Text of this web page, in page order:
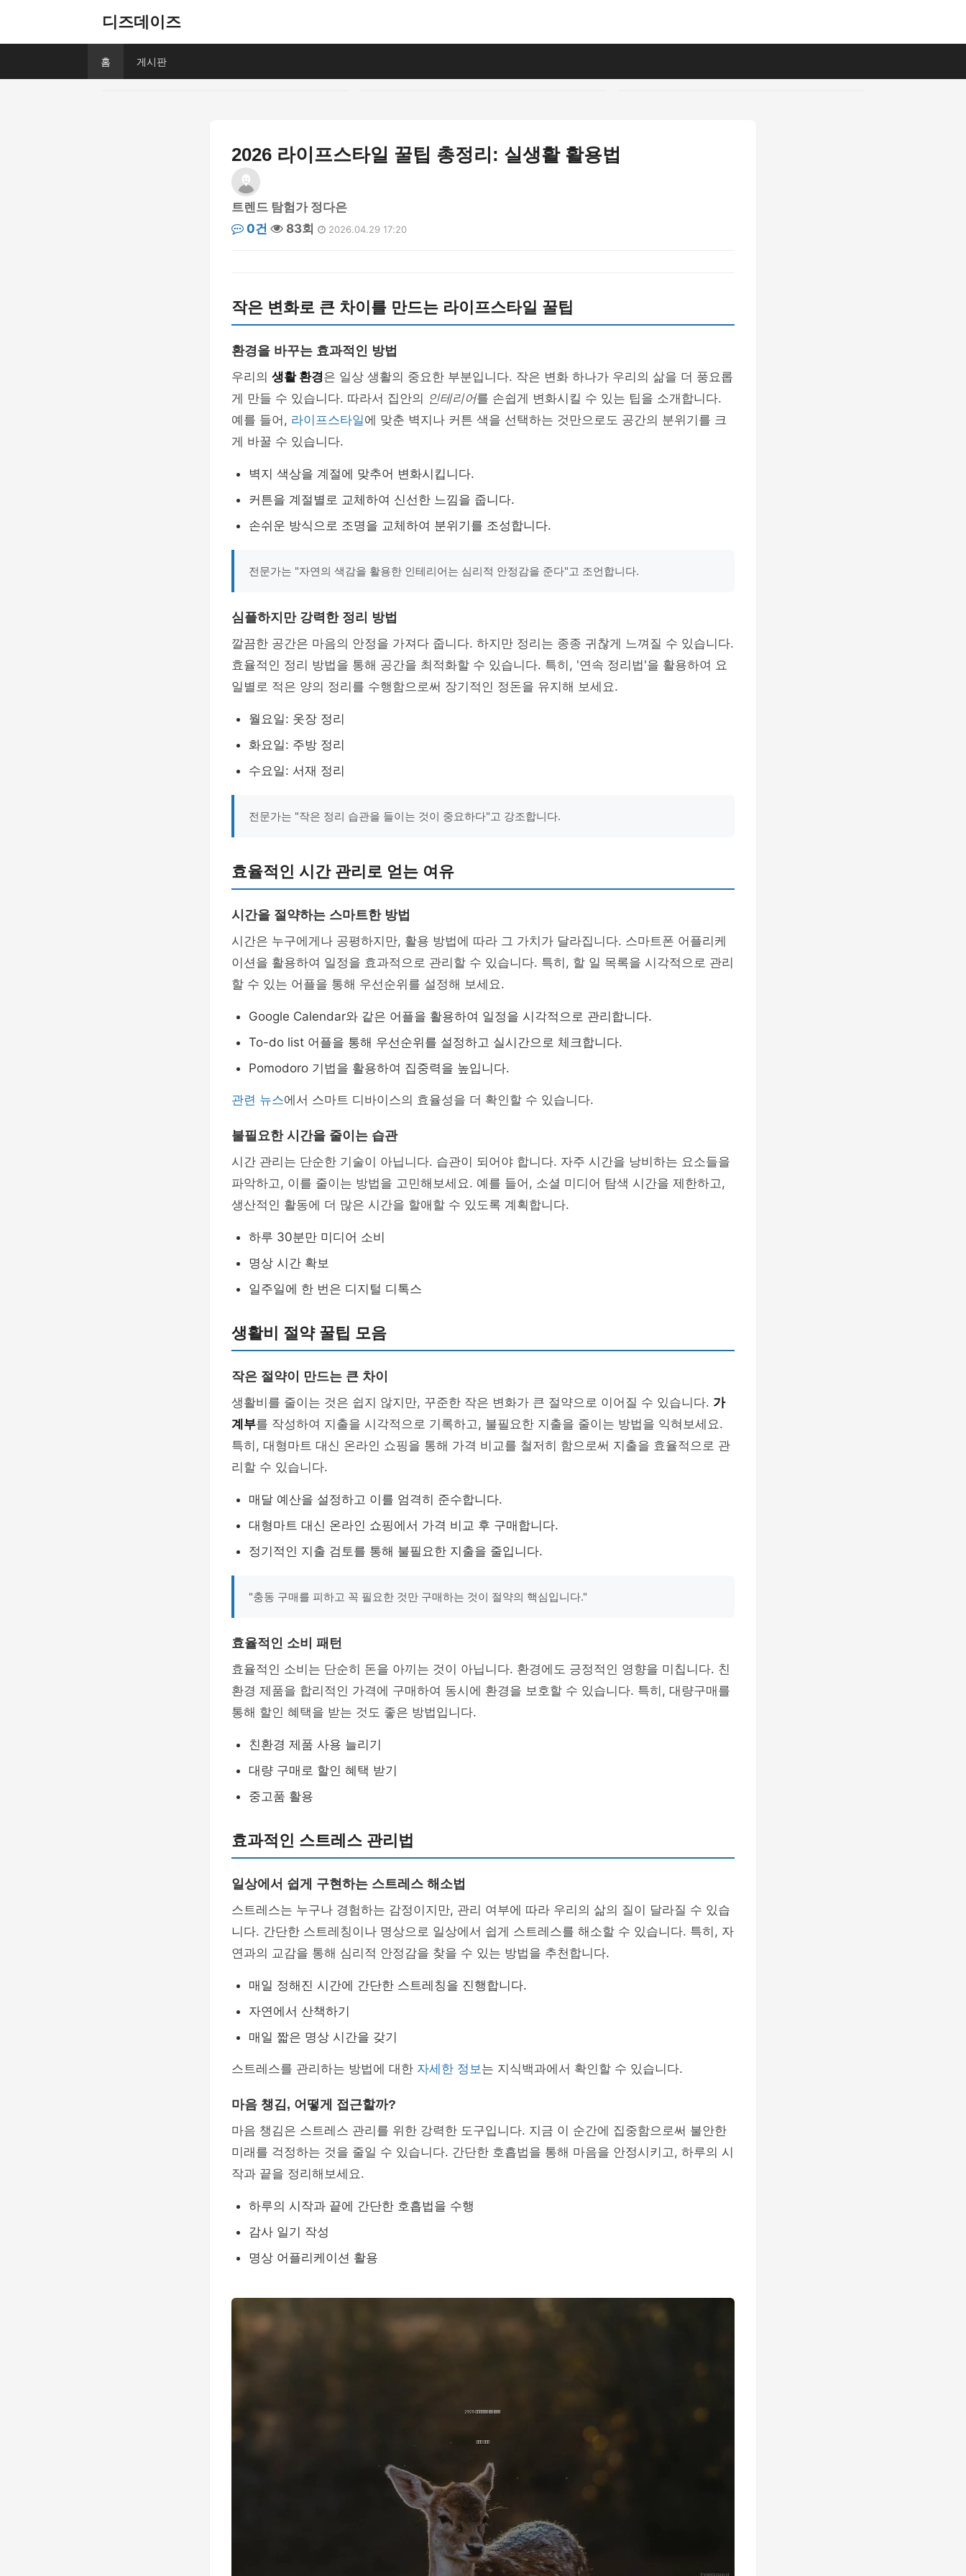
디즈데이즈
홈 게시판
2026 라이프스타일 꿀팁 총정리: 실생활 활용법
트렌드 탐험가 정다은
0건
83회 2026.04.29 17:20
작은 변화로 큰 차이를 만드는 라이프스타일 꿀팁
환경을 바꾸는 효과적인 방법
우리의 생활 환경은 일상 생활의 중요한 부분입니다. 작은 변화 하나가 우리의 삶을 더 풍요롭
게 만들 수 있습니다. 따라서 집안의 인테리어를 손쉽게 변화시킬 수 있는 팁을 소개합니다.
예를 들어, 라이프스타일에 맞춘 벽지나 커튼 색을 선택하는 것만으로도 공간의 분위기를 크
게 바꿀 수 있습니다.
벽지 색상을 계절에 맞추어 변화시킵니다.
커튼을 계절별로 교체하여 신선한 느낌을 줍니다.
손쉬운 방식으로 조명을 교체하여 분위기를 조성합니다.
전문가는 "자연의 색감을 활용한 인테리어는 심리적 안정감을 준다"고 조언합니다.
심플하지만 강력한 정리 방법
깔끔한 공간은 마음의 안정을 가져다 줍니다. 하지만 정리는 종종 귀찮게 느껴질 수 있습니다.
효율적인 정리 방법을 통해 공간을 최적화할 수 있습니다. 특히, '연속 정리법'을 활용하여 요
일별로 적은 양의 정리를 수행함으로써 장기적인 정돈을 유지해 보세요.
월요일: 옷장 정리
화요일: 주방 정리
수요일: 서재 정리
전문가는 "작은 정리 습관을 들이는 것이 중요하다"고 강조합니다.
효율적인 시간 관리로 얻는 여유
시간을 절약하는 스마트한 방법
시간은 누구에게나 공평하지만, 활용 방법에 따라 그 가치가 달라집니다. 스마트폰 어플리케
이션을 활용하여 일정을 효과적으로 관리할 수 있습니다. 특히, 할 일 목록을 시각적으로 관리
할 수 있는 어플을 통해 우선순위를 설정해 보세요.
Google Calendar와 같은 어플을 활용하여 일정을 시각적으로 관리합니다.
To-do list 어플을 통해 우선순위를 설정하고 실시간으로 체크합니다.
Pomodoro 기법을 활용하여 집중력을 높입니다.
관련 뉴스에서 스마트 디바이스의 효율성을 더 확인할 수 있습니다.
불필요한 시간을 줄이는 습관
시간 관리는 단순한 기술이 아닙니다. 습관이 되어야 합니다. 자주 시간을 낭비하는 요소들을
파악하고, 이를 줄이는 방법을 고민해보세요. 예를 들어, 소셜 미디어 탐색 시간을 제한하고,
생산적인 활동에 더 많은 시간을 할애할 수 있도록 계획합니다.
하루 30분만 미디어 소비
명상 시간 확보
일주일에 한 번은 디지털 디톡스
생활비 절약 꿀팁 모음
작은 절약이 만드는 큰 차이
생활비를 줄이는 것은 쉽지 않지만, 꾸준한 작은 변화가 큰 절약으로 이어질 수 있습니다. 가
계부를 작성하여 지출을 시각적으로 기록하고, 불필요한 지출을 줄이는 방법을 익혀보세요.
특히, 대형마트 대신 온라인 쇼핑을 통해 가격 비교를 철저히 함으로써 지출을 효율적으로 관
리할 수 있습니다.
매달 예산을 설정하고 이를 엄격히 준수합니다.
대형마트 대신 온라인 쇼핑에서 가격 비교 후 구매합니다.
정기적인 지출 검토를 통해 불필요한 지출을 줄입니다.
"충동 구매를 피하고 꼭 필요한 것만 구매하는 것이 절약의 핵심입니다."
효율적인 소비 패턴
효율적인 소비는 단순히 돈을 아끼는 것이 아닙니다. 환경에도 긍정적인 영향을 미칩니다. 친
환경 제품을 합리적인 가격에 구매하여 동시에 환경을 보호할 수 있습니다. 특히, 대량구매를
통해 할인 혜택을 받는 것도 좋은 방법입니다.
친환경 제품 사용 늘리기
대량 구매로 할인 혜택 받기
중고품 활용
효과적인 스트레스 관리법
일상에서 쉽게 구현하는 스트레스 해소법
스트레스는 누구나 경험하는 감정이지만, 관리 여부에 따라 우리의 삶의 질이 달라질 수 있습
니다. 간단한 스트레칭이나 명상으로 일상에서 쉽게 스트레스를 해소할 수 있습니다. 특히, 자
연과의 교감을 통해 심리적 안정감을 찾을 수 있는 방법을 추천합니다.
매일 정해진 시간에 간단한 스트레칭을 진행합니다.
자연에서 산책하기
매일 짧은 명상 시간을 갖기
스트레스를 관리하는 방법에 대한 자세한 정보는 지식백과에서 확인할 수 있습니다.
마음 챙김, 어떻게 접근할까?
마음 챙김은 스트레스 관리를 위한 강력한 도구입니다. 지금 이 순간에 집중함으로써 불안한
미래를 걱정하는 것을 줄일 수 있습니다. 간단한 호흡법을 통해 마음을 안정시키고, 하루의 시
작과 끝을 정리해보세요.
하루의 시작과 끝에 간단한 호흡법을 수행
감사 일기 작성
명상 어플리케이션 활용